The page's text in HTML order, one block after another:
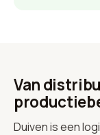
Van
Duiven is een